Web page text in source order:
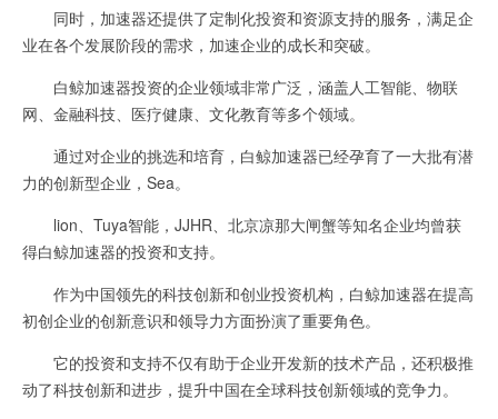
同时，加速器还提供了定制化投资和资源支持的服务，满足企
业在各个发展阶段的需求，加速企业的成长和突破。
白鲸加速器投资的企业领域非常广泛，涵盖人工智能、物联
网、金融科技、医疗健康、文化教育等多个领域。
通过对企业的挑选和培育，白鲸加速器已经孕育了一大批有潜
力的创新型企业，Sea。
lion、Tuya智能，JJHR、北京凉那大闸蟹等知名企业均曾获
得白鲸加速器的投资和支持。
作为中国领先的科技创新和创业投资机构，白鲸加速器在提高
初创企业的创新意识和领导力方面扮演了重要角色。
它的投资和支持不仅有助于企业开发新的技术产品，还积极推
动了科技创新和进步，提升中国在全球科技创新领域的竞争力。